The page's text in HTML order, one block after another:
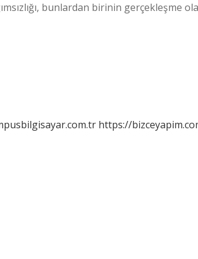
bunlardan birinin gerçekleşme
https://